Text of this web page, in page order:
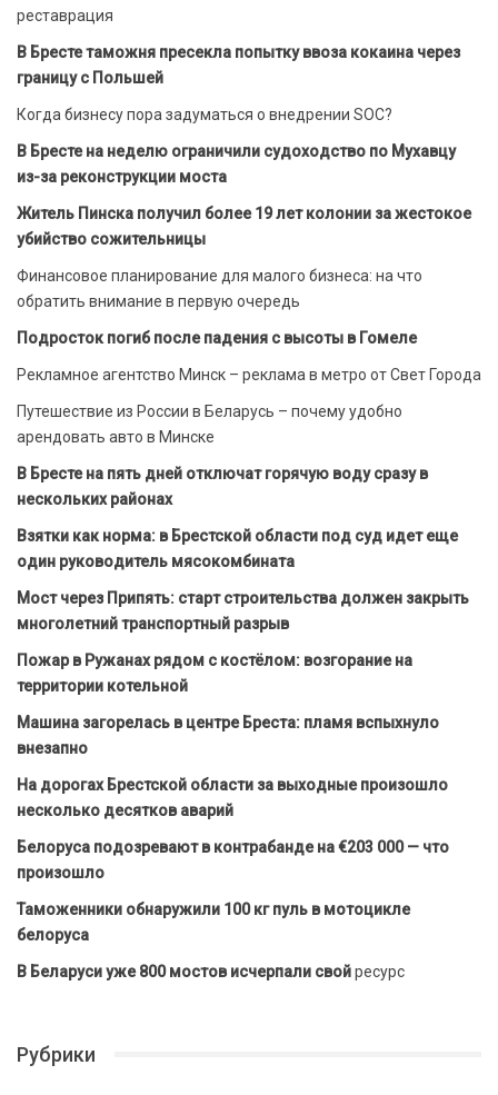
реставрация
В Бресте таможня пресекла попытку ввоза кокаина через
границу с Польшей
Когда бизнесу пора задуматься о внедрении SOC?
В Бресте на неделю ограничили судоходство по Мухавцу
из-за реконструкции моста
Житель Пинска получил более 19 лет колонии за жестокое
убийство сожительницы
Финансовое планирование для малого бизнеса: на что
обратить внимание в первую очередь
Подросток погиб после падения с высоты в Гомеле
Рекламное агентство Минск – реклама в метро от Свет Города
Путешествие из России в Беларусь – почему удобно
арендовать авто в Минске
В Бресте на пять дней отключат горячую воду сразу в
нескольких районах
Взятки как норма: в Брестской области под суд идет еще
один руководитель мясокомбината
Мост через Припять: старт строительства должен закрыть
многолетний транспортный разрыв
Пожар в Ружанах рядом с костёлом: возгорание на
территории котельной
Машина загорелась в центре Бреста: пламя вспыхнуло
внезапно
На дорогах Брестской области за выходные произошло
несколько десятков аварий
Белоруса подозревают в контрабанде на €203 000 — что
произошло
Таможенники обнаружили 100 кг пуль в мотоцикле
белоруса
В Беларуси уже 800 мостов исчерпали свойресурс
Рубрики